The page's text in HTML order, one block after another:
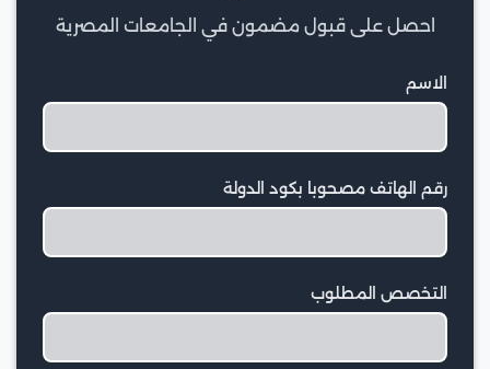
احصل على قبول مضمون في الجامعات المصرية
الاسم
رقم الهاتف مصحوبا بكود الدولة
التخصص المطلوب